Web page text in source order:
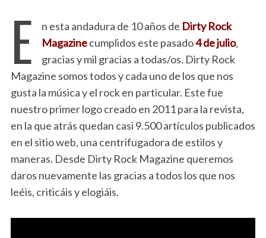
E n esta andadura de 10 años de Dirty Rock
Magazinecumplidos este pasado4 de julio,
gracias y mil gracias a todas/os. Dirty Rock
Magazine somos todos y cada uno de los que nos
gusta la música y el rock en particular. Este fue
nuestro primer logo creado en 2011 para la revista,
en la que atrás quedan casi 9.500 artículos publicados
en el sitio web, una centrifugadora de estilos y
maneras. Desde Dirty Rock Magazine queremos
daros nuevamente las gracias a todos los que nos
leéis, criticáis y elogiáis.